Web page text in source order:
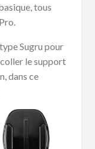
tous
Sugru pour
le support
dans ce